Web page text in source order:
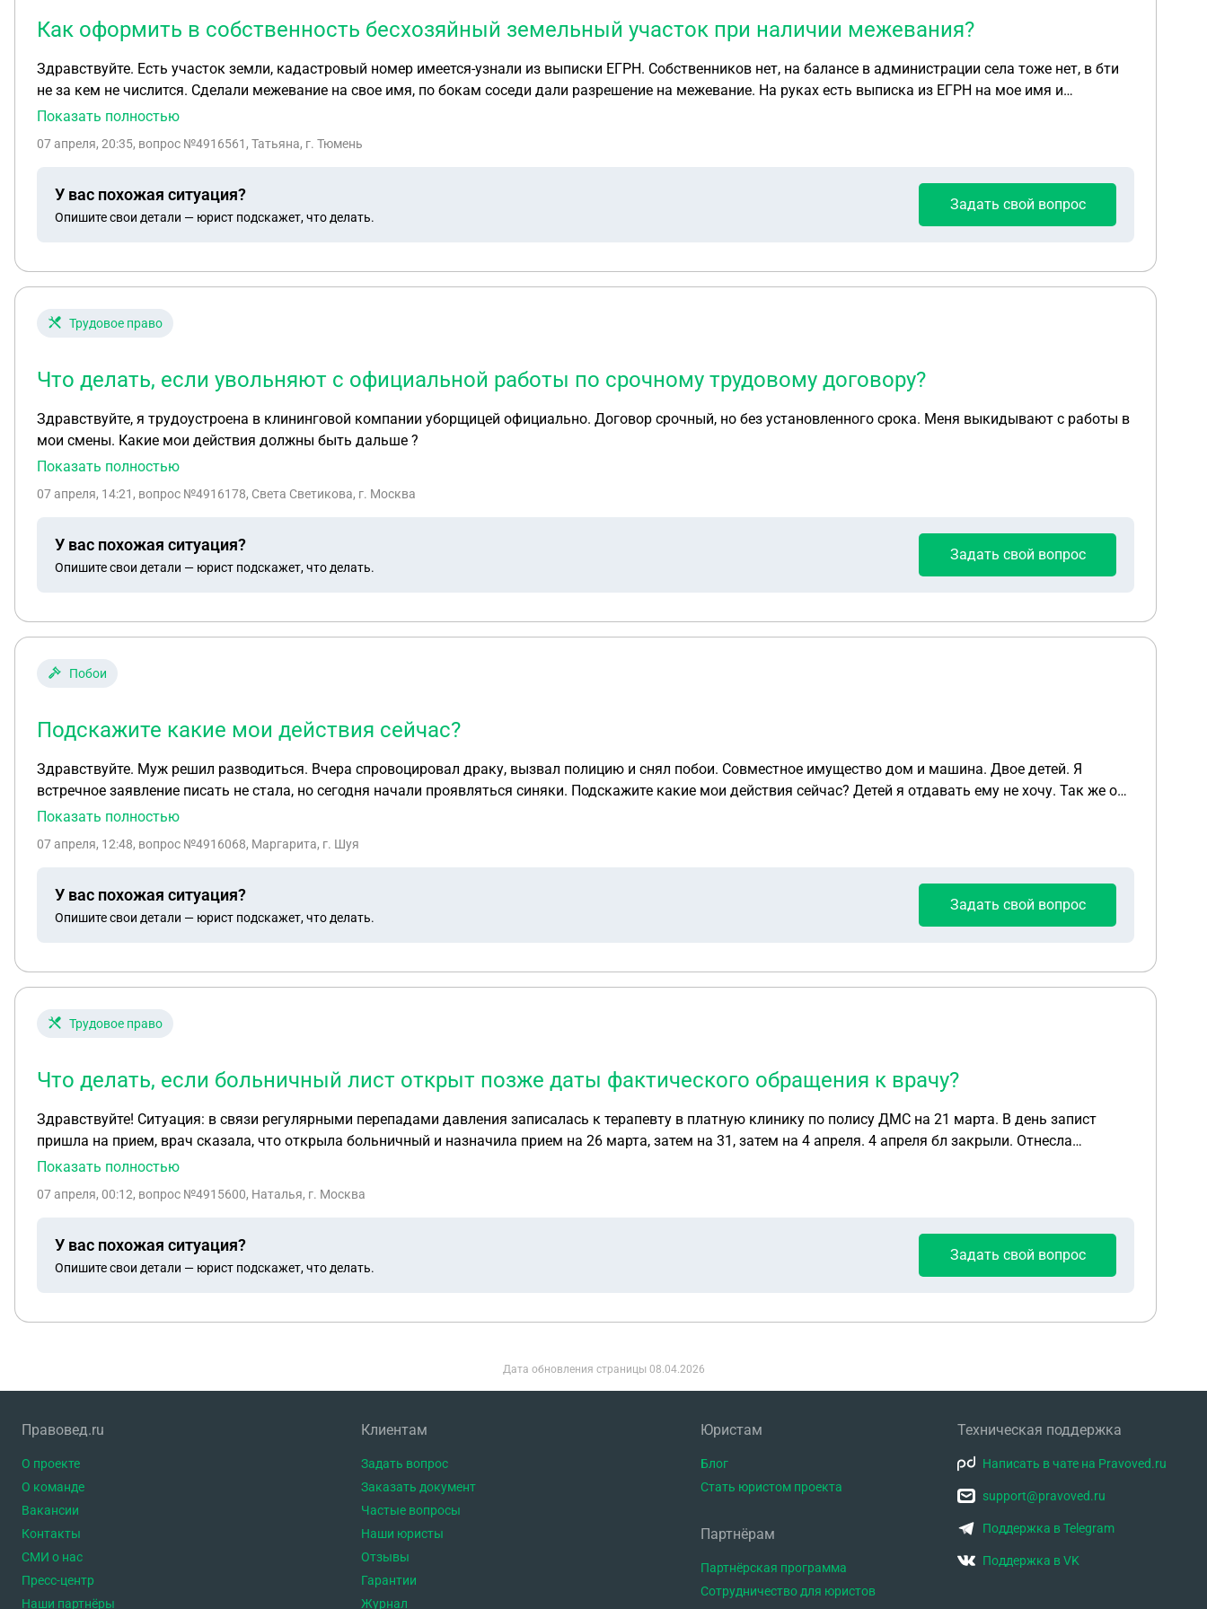
Как оформить в собственность бесхозяйный земельный участок при наличии межевания?
Здравствуйте. Есть участок земли, кадастровый номер имеется-узнали из выписки ЕГРН. Собственников нет, на балансе в администрации села тоже нет, в бти
не за кем не числится. Сделали межевание на свое имя, по бокам соседи дали разрешение на межевание. На руках есть выписка из ЕГРН на мое имя и
межевание тоже на мое имя, какие дальнейшие действия мне сделать, чтобы земля была в моей собственности? Идти в сельский совет администрации? Какие
Показать полностью
07 апреля, 20:35, вопрос №4916561, Татьяна, г. Тюмень
У вас похожая ситуация?
Опишите свои детали — юрист подскажет, что делать.
Задать свой вопрос
Трудовое право
Что делать, если увольняют с официальной работы по срочному трудовому договору?
Здравствуйте, я трудоустроена в клининговой компании уборщицей официально. Договор срочный, но без установленного срока. Меня выкидывают с работы в
мои смены. Какие мои действия должны быть дальше ?
Показать полностью
07 апреля, 14:21 , вопрос №4916178, Света Светикова, г. Москва
У вас похожая ситуация?
Опишите свои детали — юрист подскажет, что делать.
Задать свой вопрос
Побои
Подскажите какие мои действия сейчас?
Здравствуйте. Муж решил разводиться. Вчера спровоцировал драку, вызвал полицию и снял побои. Совместное имущество дом и машина. Двое детей. Я
встречное заявление писать не стала, но сегодня начали проявляться синяки. Подскажите какие мои действия сейчас? Детей я отдавать ему не хочу. Так же он
сейчас находится в процессе банкротства. Все счета в банках оформлены на меня, включая кредиты, которые брал он под своё дело, которое так же на мне в
Показать полностью
07 апреля, 12:48, вопрос №4916068, Маргарита, г. Шуя
У вас похожая ситуация?
Опишите свои детали — юрист подскажет, что делать.
Задать свой вопрос
Трудовое право
Что делать, если больничный лист открыт позже даты фактического обращения к врачу?
Здравствуйте! Ситуация: в связи регулярными перепадами давления записалась к терапевту в платную клинику по полису ДМС на 21 марта. В день запист
пришла на прием, врач сказала, что открыла больничный и назначила прием на 26 марта, затем на 31, затем на 4 апреля. 4 апреля бл закрыли. Отнесла
документы в кадры. Оформили соответствующим образом. НО! Выяснилось, что листок нетрудоспособности был открыт не по факту 21 марта, а 24-го. Какие
Показать полностью
07 апреля, 00:12, вопрос №4915600, Наталья, г. Москва
У вас похожая ситуация?
Опишите свои детали — юрист подскажет, что делать.
Задать свой вопрос
Дата обновления страницы 08.04.2026
Правовед.ru
О проекте
О команде
Вакансии
Контакты
СМИ о нас
Пресс-центр
Наши партнёры
Клиентам
Задать вопрос
Заказать документ
Частые вопросы
Наши юристы
Отзывы
Гарантии
Журнал
Юристам
Блог
Стать юристом проекта
Партнёрам
Партнёрская программа
Сотрудничество для юристов
Техническая поддержка
Написать в чате на Pravoved.ru
support@pravoved.ru
Поддержка в Telegram
Поддержка в VK